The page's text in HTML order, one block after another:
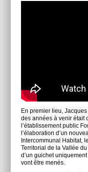
En premier lieu,
des années à venir était
l’établissement public
l’élaboration d’un
Intercommunal Habitat,
Territorial de la Vallée
d’un guichet
vont être menés.